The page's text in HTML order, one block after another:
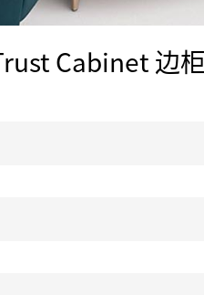
Cabinet 边柜